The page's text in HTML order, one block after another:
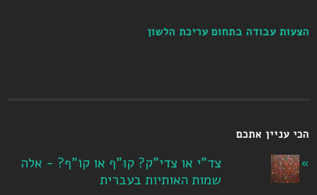
הצעות עבודה בתחום עריכת הלשון
הכי עניין אתכם
צד"י או צדי"ק? קוּ"ף או קוֹ"ף? - אלה
שמות האותיות בעברית